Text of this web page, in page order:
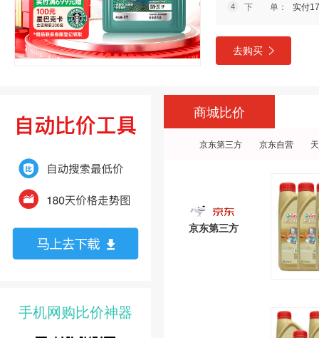
下 单： 实付
去购买
手机网购比价神器
商城比价
京东第三方 京东自营
京东第三方